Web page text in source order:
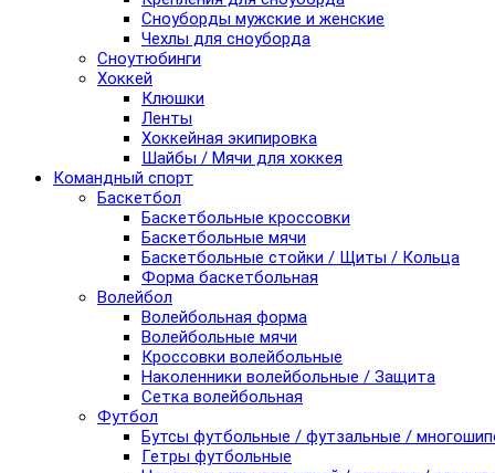
Сноуборды мужские и женские
Чехлы для сноуборда
Сноутюбинги
Хоккей
Клюшки
Ленты
Хоккейная экипировка
Шайбы / Мячи для хоккея
Командный спорт
Баскетбол
Баскетбольные кроссовки
Баскетбольные мячи
Баскетбольные стойки / Щиты / Кольца
Форма баскетбольная
Волейбол
Волейбольная форма
Волейбольные мячи
Кроссовки волейбольные
Наколенники волейбольные / Защита
Сетка волейбольная
Футбол
Бутсы футбольные / футзальные /
Гетры футбольные